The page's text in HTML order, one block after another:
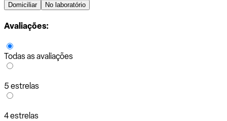
Domiciliar No laboratório
Avaliações:
Todas as avaliações
5 estrelas
4 estrelas